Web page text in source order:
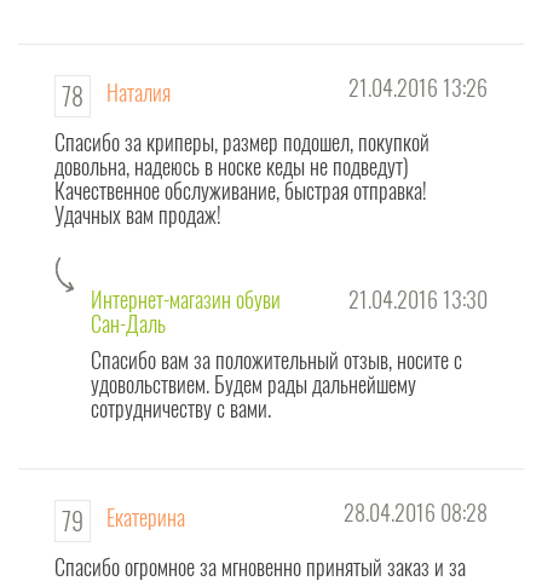
78 Наталия
21.04.2016 13:26
Cпасибо за криперы, размер подошел, покупкой
довольна, надеюсь в носке кеды не подведут)
Качественное обслуживание, быстрая отправка!
Удачных вам продаж!
Интернет-магазин обуви
Сан-Даль
21.04.2016 13:30
Спасибо вам за положительный отзыв, носите с
удовольствием. Будем рады дальнейшему
сотрудничеству с вами.
79 Екатерина
28.04.2016 08:28
Спасибо огромное за мгновенно принятый заказ и за